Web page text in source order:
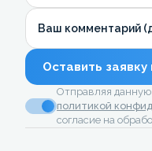
Ваш комментарий
Оставить заявку
Отправляя
политикой
согласие на